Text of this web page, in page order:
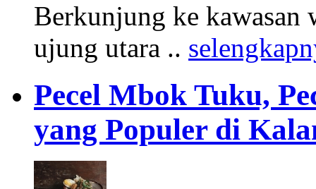
Berkunjung ke kawasan
ujung utara ..
Pecel Mbok Tuku,
yang Populer di